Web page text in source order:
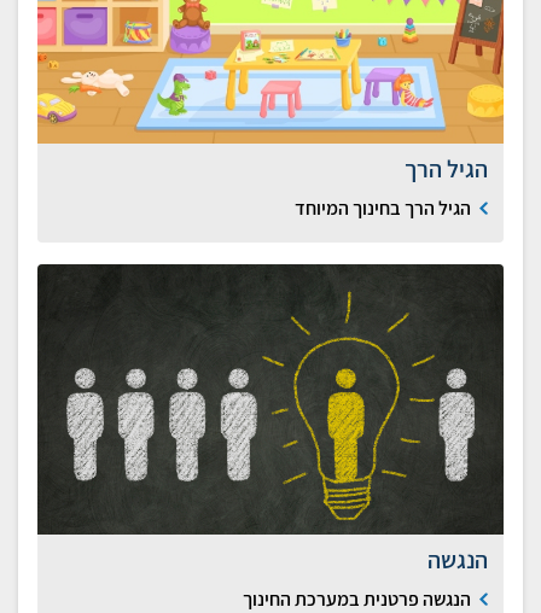
הגיל הרך
הגיל הרך בחינוך המיוחד
הנגשה
הנגשה פרטנית במערכת החינוך